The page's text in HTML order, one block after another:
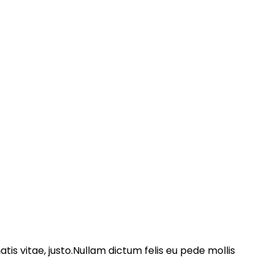
vitae, justo.Nullam dictum felis eu pede mollis